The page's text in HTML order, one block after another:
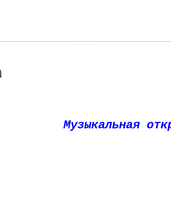
Музыкальная